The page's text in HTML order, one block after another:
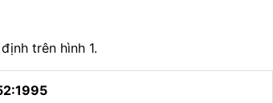
trên hình 1.